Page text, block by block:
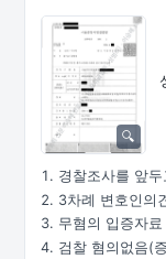
경찰조사를 앞
3차례 변호인의
무혐의 입증자
검찰 혐의없음(